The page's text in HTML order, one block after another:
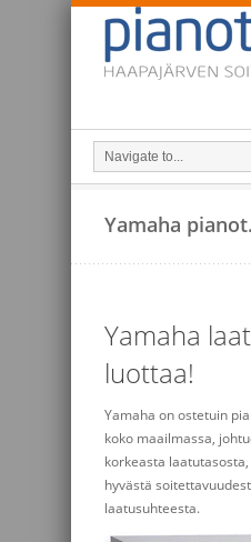
Yamaha pianot.
Yamaha
luottaa!
Yamaha on ostetuin
koko maailmassa,
korkeasta
hyvästä
laatusuhteesta.